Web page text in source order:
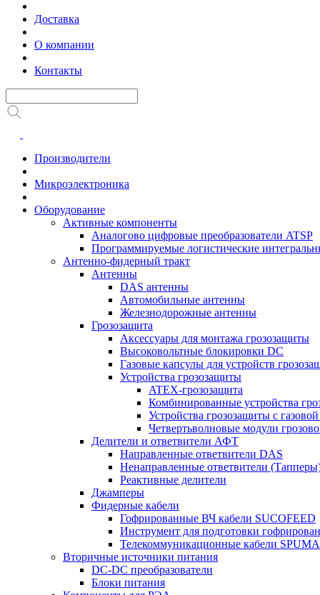
Доставка
О компании
Контакты
Производители
Микроэлектроника
Оборудование
Активные компоненты
Аналогово цифровые преобразователи ATSP
Программируемые логистические
Антенно-фидерный тракт
Антенны
DAS антенны
Автомобильные антенны
Железнодорожные антенны
Грозозащита
Аксессуары для монтажа грозозащиты
Высоковольтные блокировки DC
Газовые капсулы для устройств
Устройства грозозащиты
ATEX-грозозащита
Комбинированные устройства
Устройства грозозащиты с
Четвертьволновые модули
Делители и ответвители АФТ
Направленные ответвители DAS
Ненаправленные ответвители
Реактивные делители
Джамперы
Фидерные кабели
Гофрированные ВЧ кабели SUCOFEED
Инструмент для подготовки
Телекоммуникационные кабели SPUMA
Вторичные источники питания
DC-DC преобразователи
Блоки питания